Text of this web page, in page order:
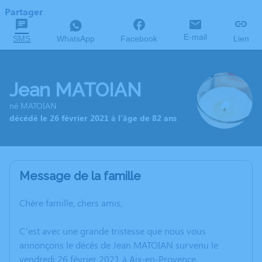
Partager
SMS WhatsApp Facebook E-mail Lien
Jean MATOIAN
né MATOIAN
décédé le 26 février 2021 à l'âge de 82 ans
Message de la famille
Chère famille, chers amis,
C’est avec une grande tristesse que nous vous
annonçons le décès de Jean MATOIAN survenu le
vendredi 26 février 2021 à Aix-en-Provence.